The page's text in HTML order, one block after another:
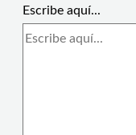
Escribe aquí...